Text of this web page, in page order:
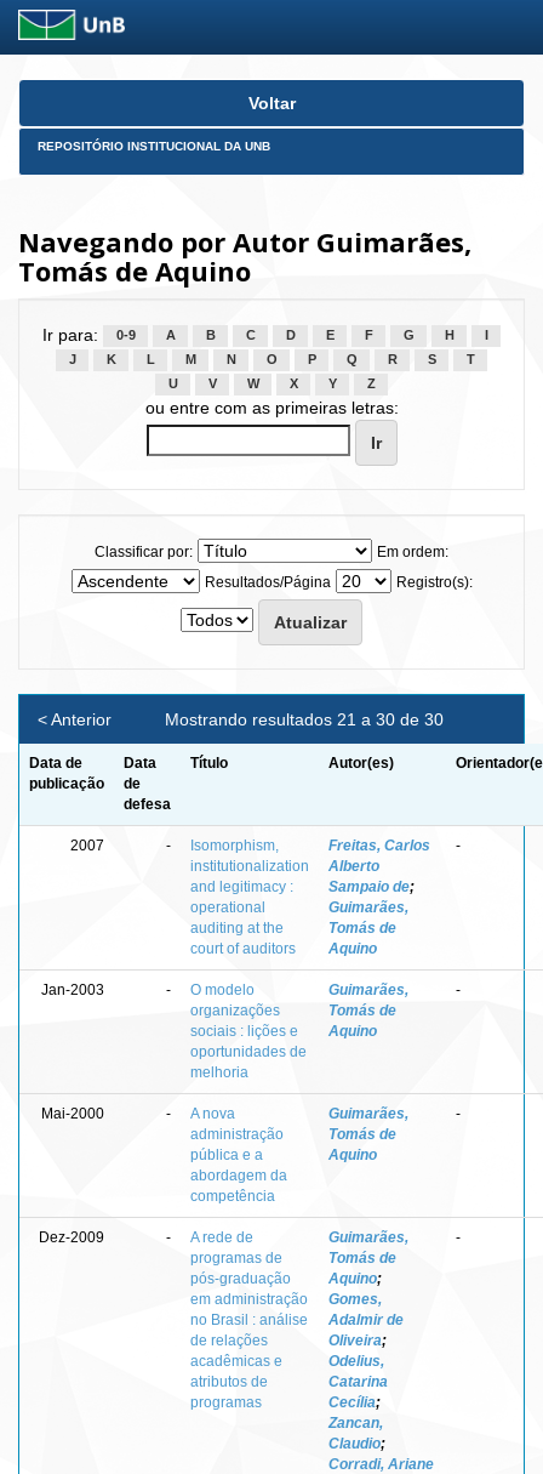
Skip
Voltar
REPOSITÓRIO INSTITUCIONAL DA UNB
Navegando por Autor Guimarães,
Tomás de Aquino
Ir para: 0-9 A B C D E F G H
J
K L M N O P Q R S
T
U
V W X Y Z
ou entre com as primeiras letras:
Classificar por:
Em ordem:
Resultados/Página
Registro(s):
Mostrando resultados 21 a 30 de 30
< Anterior
Data de
publicação
Data
de
defesa
Título Autor(es)
2007 -
Isomorphism,
institutionalization
and legitimacy :
operational
auditing at the
court of auditors
Freitas, Carlos
Alberto
Sampaio de;
Guimarães,
Tomás de
Aquino
-
Jan-2003 -
O modelo
organizações
sociais : lições e
oportunidades de
melhoria
Guimarães,
Tomás de
Aquino
-
Mai-2000 -
A nova
administração
pública e a
abordagem da
competência
Guimarães,
Tomás de
Aquino
-
Dez-2009 -
A rede de
programas de
pós-graduação
em administração
no Brasil : análise
de relações
acadêmicas e
atributos de
programas
Guimarães,
Tomás de
Aquino;
Gomes,
Adalmir de
Oliveira;
Odelius,
Catarina
Cecília;
Zancan,
Claudio;
Corradi, Ariane
-